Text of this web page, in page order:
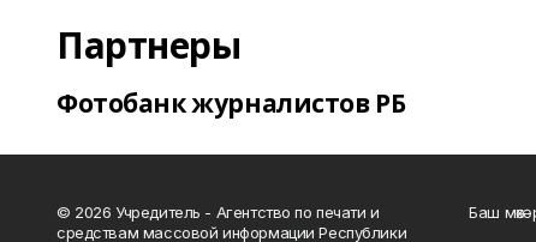
Партнеры
Фотобанк журналистов РБ
© 2026 Учредитель - Агентство по печати и
средствам массовой информации Республики
Баш